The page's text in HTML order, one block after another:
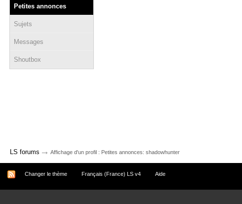
Petites annonces
Sujets
Messages
Shoutbox
LS forums → Affichage d'un profil : Petites annonces: shadowhunter
Changer le thème Français (France) LS v4 Aide